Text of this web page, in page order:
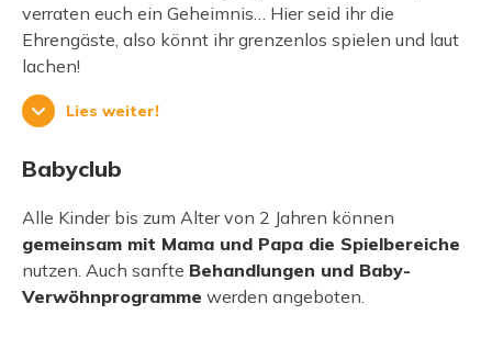
verraten euch ein Geheimnis… Hier seid ihr die
Ehrengäste, also könnt ihr grenzenlos spielen und laut
lachen!
Lies weiter!
Babyclub
Alle Kinder bis zum Alter von 2 Jahren können
gemeinsam mit Mama und Papa die Spielbereiche
nutzen. Auch sanfte Behandlungen und Baby-
Verwöhnprogramme werden angeboten.